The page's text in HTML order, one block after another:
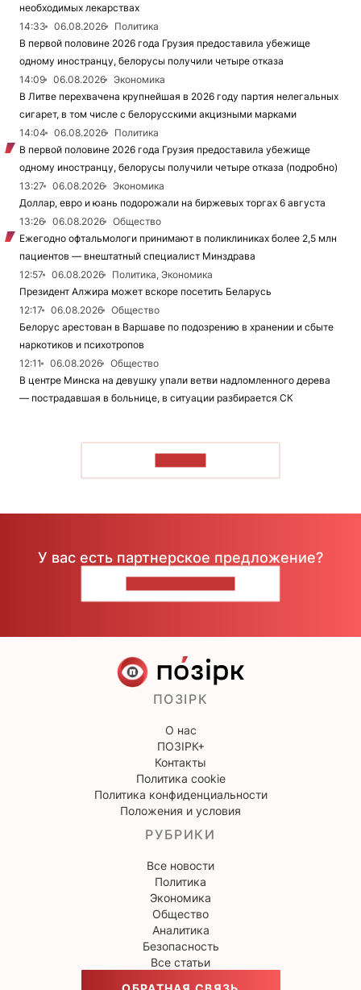
необходимых лекарствах
14:33
06.08.2026
Политика
В первой половине 2026 года Грузия предоставила убежище
одному иностранцу, белорусы получили четыре отказа
14:09
06.08.2026
Экономика
В Литве перехвачена крупнейшая в 2026 году партия нелегальных
сигарет, в том числе с белорусскими акцизными марками
14:04
06.08.2026
Политика
В первой половине 2026 года Грузия предоставила убежище
одному иностранцу, белорусы получили четыре отказа (подробно)
13:27
06.08.2026
Экономика
Доллар, евро и юань подорожали на биржевых торгах 6 августа
13:26
06.08.2026
Общество
Ежегодно офтальмологи принимают в поликлиниках более 2,5 млн
пациентов — внештатный специалист Минздрава
12:57
06.08.2026
Политика, Экономика
Президент Алжира может вскоре посетить Беларусь
12:17
06.08.2026
Общество
Белорус арестован в Варшаве по подозрению в хранении и сбыте
наркотиков и психотропов
12:11
06.08.2026
Общество
В центре Минска на девушку упали ветви надломленного дерева
— пострадавшая в больнице, в ситуации разбирается СК
У вас есть партнерское предложение?
ПОЗІРК
О нас
ПОЗІРК+
Контакты
Политика cookie
Политика конфиденциальности
Положения и условия
РУБРИКИ
Все новости
Политика
Экономика
Общество
Аналитика
Безопасность
Все статьи